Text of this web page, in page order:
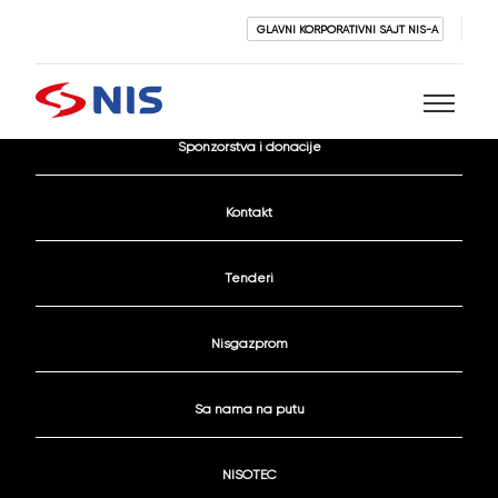
GLAVNI KORPORATIVNI SAJT NIS-A
Sponzorstva i donacije
Kontakt
Tenderi
Nisgazprom
Sa nama na putu
NISOTEC